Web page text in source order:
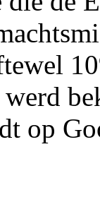
werd
op